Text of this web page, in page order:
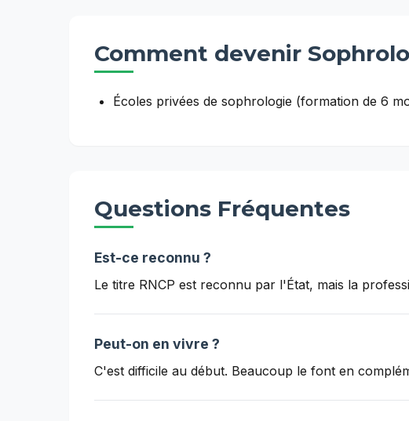
Comment devenir
Écoles privées de sophrologie (formation de 6
Questions Fréquentes
Est-ce reconnu ?
Le titre RNCP est reconnu par l'État, mais la
Peut-on en vivre ?
C'est difficile au début. Beaucoup le font en